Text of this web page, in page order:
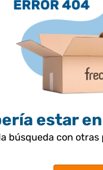
estar
búsqueda con